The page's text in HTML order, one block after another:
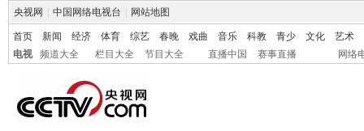
央视网 中国网络电视台 网站地图
首页 新闻 经济 体育 综艺 春晚 戏曲 音乐 科教 青少 文化
艺术
电视
频道大全 栏目大全 节目大全 直播中国 赛事直播 网络